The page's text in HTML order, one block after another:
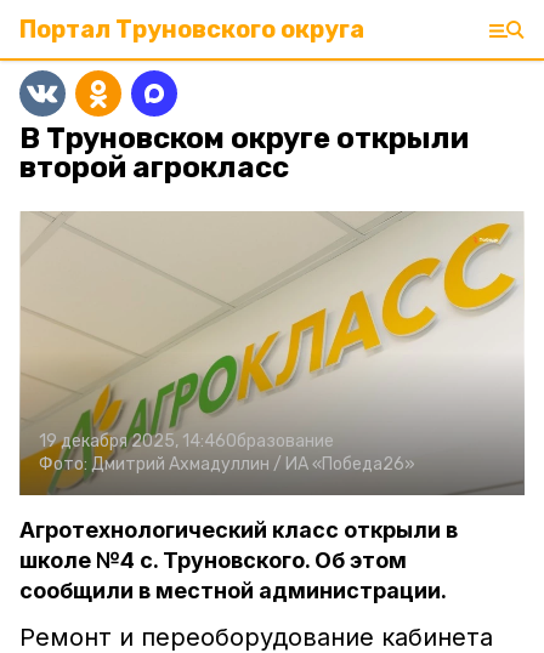
Портал Труновского округа
В Труновском округе открыли
второй агрокласс
19 декабря 2025, 14:46Образование
Фото: Дмитрий Ахмадуллин / ИА «Победа26»
Агротехнологический класс открыли в
школе №4 с. Труновского. Об этом
сообщили в местной администрации.
Ремонт и переоборудование кабинета